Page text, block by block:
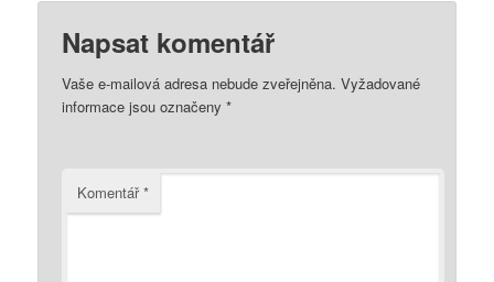
Napsat komentář
Vaše e-mailová adresa nebude zveřejněna. Vyžadované
informace jsou označeny*
Komentář*